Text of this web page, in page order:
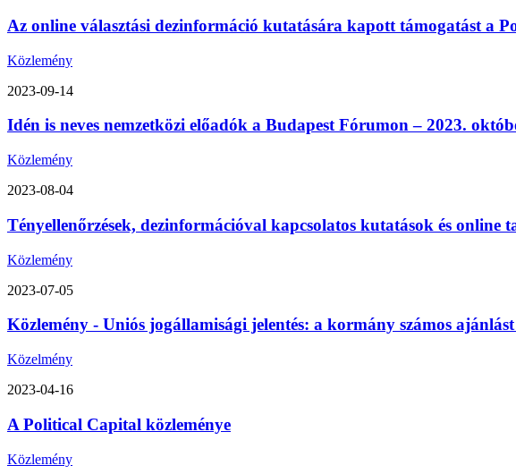
Az online választási dezinformáció kutatására kapott támogatást a
Közlemény
2023-09-14
Idén is neves nemzetközi előadók a Budapest Fórumon – 2023.
Közlemény
2023-08-04
Tényellenőrzések, dezinformációval kapcsolatos kutatások és online
Közlemény
2023-07-05
Közlemény - Uniós jogállamisági jelentés: a kormány számos
Közelmény
2023-04-16
A Political Capital közleménye
Közlemény